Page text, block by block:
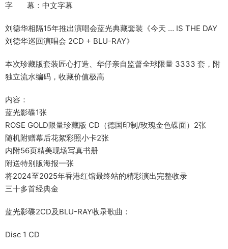
字 幕：中文字幕
刘德华相隔15年推出演唱会蓝光典藏套装《今天 … IS THE DAY
刘德华巡回演唱会 2CD + BLU-RAY》
本次珍藏版套装匠心打造、华仔亲自监督全球限量 3333 套，附
独立流水编码，收藏价值极高
内容：
蓝光影碟1张
ROSE GOLD限量珍藏版 CD（德国印制/玫瑰金色碟面）2张
随机附赠幕后花絮彩照小卡2张
内附56页精美现场写真书册
附送特别版海报一张
将2024至2025年香港红馆最终站的精彩演出完整收录
三十多首经典金
蓝光影碟2CD及BLU-RAY收录歌曲：
Disc 1 CD